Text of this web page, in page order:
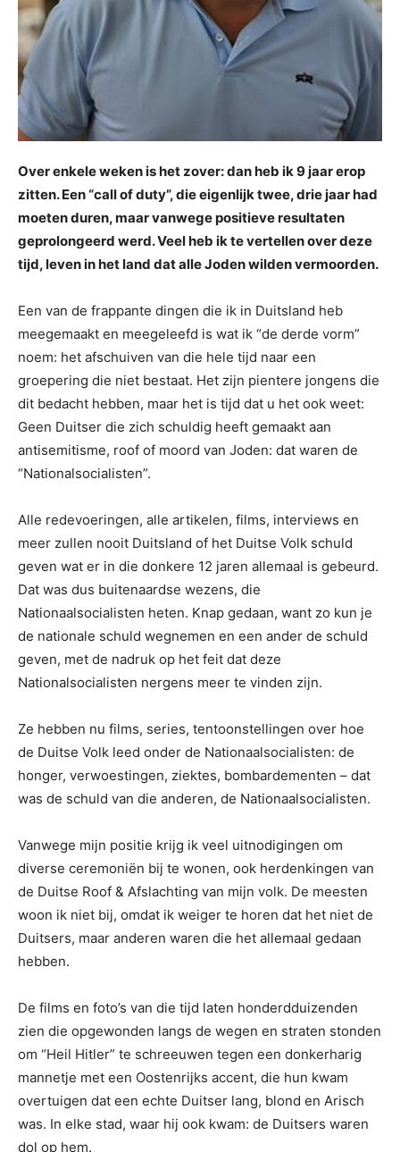
Over enkele weken is het zover: dan heb ik 9 jaar erop
zitten. Een “call of duty”, die eigenlijk twee, drie jaar had
moeten duren, maar vanwege positieve resultaten
geprolongeerd werd. Veel heb ik te vertellen over deze
tijd, leven in het land dat alle Joden wilden vermoorden.
Een van de frappante dingen die ik in Duitsland heb
meegemaakt en meegeleefd is wat ik “de derde vorm”
noem: het afschuiven van die hele tijd naar een
groepering die niet bestaat. Het zijn pientere jongens die
dit bedacht hebben, maar het is tijd dat u het ook weet:
Geen Duitser die zich schuldig heeft gemaakt aan
antisemitisme, roof of moord van Joden: dat waren de
“Nationalsocialisten”.
Alle redevoeringen, alle artikelen, films, interviews en
meer zullen nooit Duitsland of het Duitse Volk schuld
geven wat er in die donkere 12 jaren allemaal is gebeurd.
Dat was dus buitenaardse wezens, die
Nationaalsocialisten heten. Knap gedaan, want zo kun je
de nationale schuld wegnemen en een ander de schuld
geven, met de nadruk op het feit dat deze
Nationalsocialisten nergens meer te vinden zijn.
Ze hebben nu films, series, tentoonstellingen over hoe
de Duitse Volk leed onder de Nationaalsocialisten: de
honger, verwoestingen, ziektes, bombardementen – dat
was de schuld van die anderen, de Nationaalsocialisten.
Vanwege mijn positie krijg ik veel uitnodigingen om
diverse ceremoniën bij te wonen, ook herdenkingen van
de Duitse Roof & Afslachting van mijn volk. De meesten
woon ik niet bij, omdat ik weiger te horen dat het niet de
Duitsers, maar anderen waren die het allemaal gedaan
hebben.
De films en foto’s van die tijd laten honderdduizenden
zien die opgewonden langs de wegen en straten stonden
om “Heil Hitler” te schreeuwen tegen een donkerharig
mannetje met een Oostenrijks accent, die hun kwam
overtuigen dat een echte Duitser lang, blond en Arisch
was. In elke stad, waar hij ook kwam: de Duitsers waren
dol op hem.